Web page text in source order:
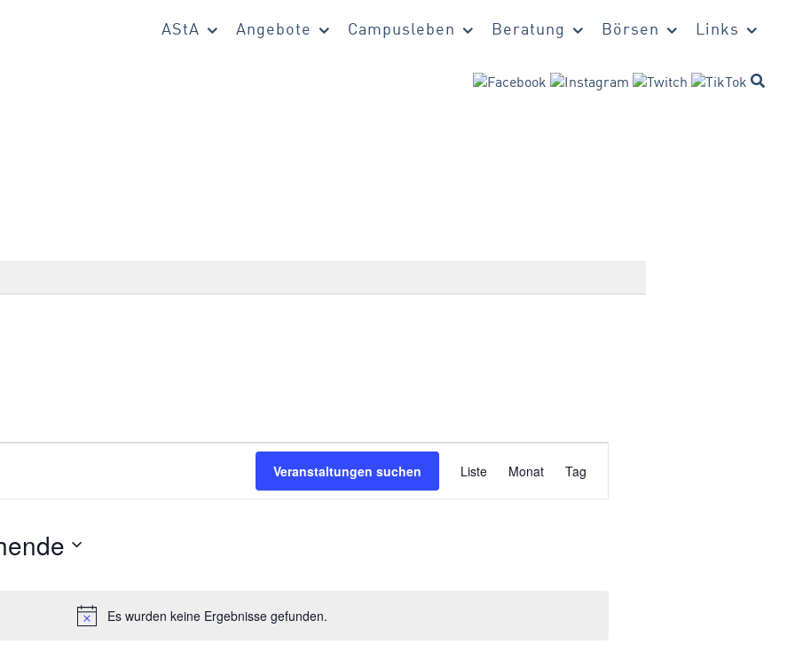
AStA Angebote Campusleben Beratung Börsen Links
Hinweis
Es wurden keine Ergebnisse gefunden.
Veranstaltungen suchen
Ansichten-
Liste Monat Tag